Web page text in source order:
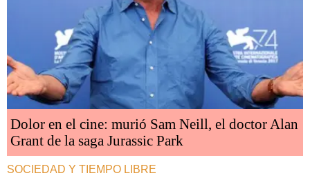
Dolor en el cine: murió Sam Neill, el doctor Alan
Grant de la saga Jurassic Park
SOCIEDAD Y TIEMPO LIBRE